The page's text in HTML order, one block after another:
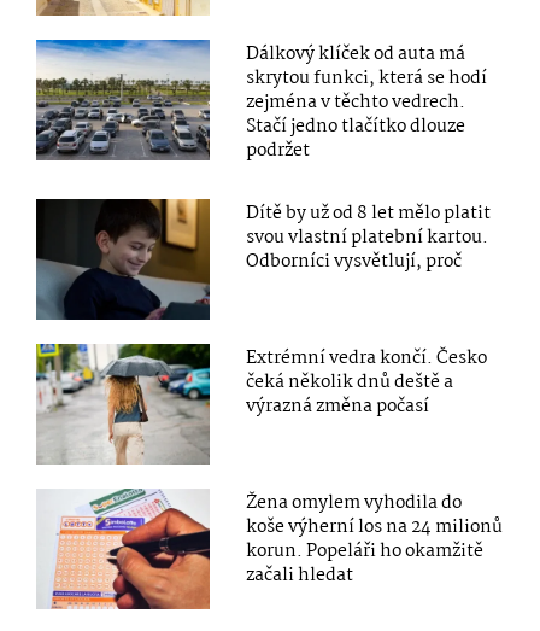
Dálkový klíček od auta má
skrytou funkci, která se hodí
zejména v těchto vedrech.
Stačí jedno tlačítko dlouze
podržet
Dítě by už od 8 let mělo platit
svou vlastní platební kartou.
Odborníci vysvětlují, proč
Extrémní vedra končí. Česko
čeká několik dnů deště a
výrazná změna počasí
Žena omylem vyhodila do
koše výherní los na 24 milionů
korun. Popeláři ho okamžitě
začali hledat